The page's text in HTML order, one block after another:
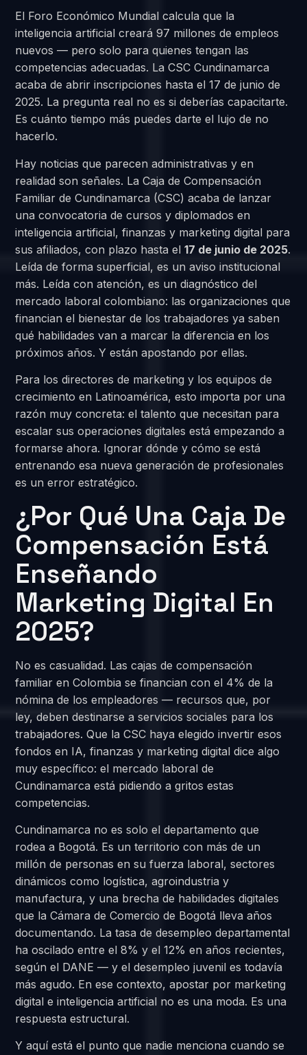
El Foro Económico Mundial calcula que la
inteligencia artificial creará 97 millones de empleos
nuevos — pero solo para quienes tengan las
competencias adecuadas. La CSC Cundinamarca
acaba de abrir inscripciones hasta el 17 de junio de
2025. La pregunta real no es si deberías capacitarte.
Es cuánto tiempo más puedes darte el lujo de no
hacerlo.
Hay noticias que parecen administrativas y en
realidad son señales. La Caja de Compensación
Familiar de Cundinamarca (CSC) acaba de lanzar
una convocatoria de cursos y diplomados en
inteligencia artificial, finanzas y marketing digital para
sus afiliados, con plazo hasta el17 de junio de 2025.
Leída de forma superficial, es un aviso institucional
más. Leída con atención, es un diagnóstico del
mercado laboral colombiano: las organizaciones que
financian el bienestar de los trabajadores ya saben
qué habilidades van a marcar la diferencia en los
próximos años. Y están apostando por ellas.
Para los directores de marketing y los equipos de
crecimiento en Latinoamérica, esto importa por una
razón muy concreta: el talento que necesitan para
escalar sus operaciones digitales está empezando a
formarse ahora. Ignorar dónde y cómo se está
entrenando esa nueva generación de profesionales
es un error estratégico.
¿Por Qué Una Caja De
Compensación Está
Enseñando
Marketing Digital En
2025?
No es casualidad. Las cajas de compensación
familiar en Colombia se financian con el 4% de la
nómina de los empleadores — recursos que, por
ley, deben destinarse a servicios sociales para los
trabajadores. Que la CSC haya elegido invertir esos
fondos en IA, finanzas y marketing digital dice algo
muy específico: el mercado laboral de
Cundinamarca está pidiendo a gritos estas
competencias.
Cundinamarca no es solo el departamento que
rodea a Bogotá. Es un territorio con más de un
millón de personas en su fuerza laboral, sectores
dinámicos como logística, agroindustria y
manufactura, y una brecha de habilidades digitales
que la Cámara de Comercio de Bogotá lleva años
documentando. La tasa de desempleo departamental
ha oscilado entre el 8% y el 12% en años recientes,
según el DANE — y el desempleo juvenil es todavía
más agudo. En ese contexto, apostar por marketing
digital e inteligencia artificial no es una moda. Es una
respuesta estructural.
Y aquí está el punto que nadie menciona cuando se